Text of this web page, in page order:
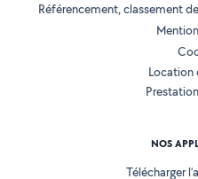
Référencement, classement
Location
NOS
Télécharger